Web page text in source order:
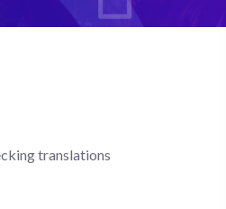
translations